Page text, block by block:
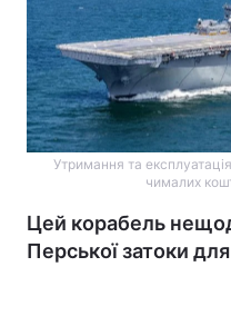
Утримання та
чималих
Цей корабель
Перської затоки